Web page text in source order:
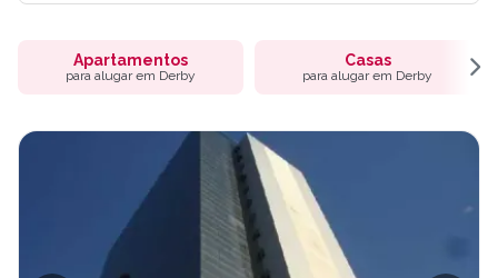
Apartamentos
para alugar em Derby
Casas
para alugar em Derby